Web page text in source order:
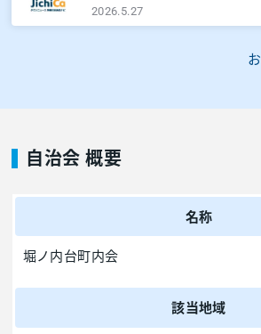
2026.5.27
自治会 概要
名称
堀ノ内台町内会
該当地域